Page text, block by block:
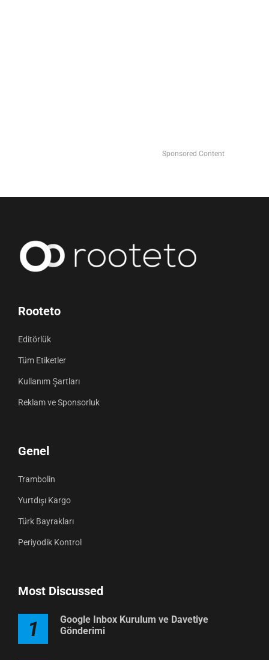
Sponsored Content
Rooteto
Editörlük
Tüm Etiketler
Kullanım Şartları
Reklam ve Sponsorluk
Genel
Trambolin
Yurtdışı Kargo
Türk Bayrakları
Periyodik Kontrol
Most Discussed
1
Google Inbox Kurulum ve Davetiye
Gönderimi